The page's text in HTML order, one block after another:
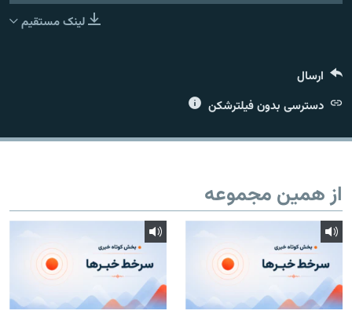
لینک مستقیم
ارسال
دسترسی بدون فیلترشکن
از همین مجموعه